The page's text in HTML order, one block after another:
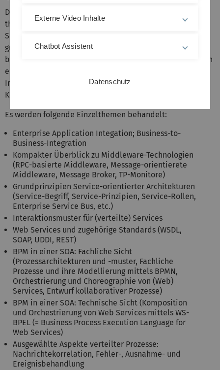
Die Veranstaltung Service Oriented Computing vermittelt
theoretische und praktische Fähigkeiten im Bereich
Serviceorientierter Architekturen. Theoretisch werden
grundlegende Standards, Paradigmen und Techniken
behandelt. Praktisch sollen existierende Tools im Rahmen
eines Szenarios zum Einsatz kommen (Modellieren,
Implementieren und Ausführen). Entsprechende
Kenntnisse werden am Arbeitsmarkt stark nachgefragt.
Es werden folgende Einzelthemen behandelt:
Enterprise Application Integation; Business-to-
Business-Integration
Kompakter Überblick zu Middleware-Technologien
(RPC-basierte Middleware, Message-orientierete
Middleware, Message Broker, TP-Monitore)
Grundprinzipien Service-orientierter Architekturen
(Service-Begriff, Service-Prinzipien, Service-Rollen,
Enterprise Service Bus, etc.)
Interaktionsmuster für (verteilte) Services
Web Services und zugehörige Standards (WSDL,
SOAP, UDDI, REST)
BPM in einer SOA: Fachliche Sicht
(Prozessarchitekturen und -muster, Fachliche
Prozesse und ihre Modellierung mittels BPMN,
Orchestrierung und Choreogra­phie von (Web)
Services, Entwurf kollaborativer Prozesse)
BPM in einer SOA: Technische Sicht (Komposition
und Orchestrierung von Web Services mittels WS-
BPEL (= Business Process Execution Language for
Web Services)
Ausgewählte Aspekte verteilter Prozesse:
Nachrichtekorrelation, Fehler-, Ausnahme- und
Ereignisbehandlung
Externe Video Inhalte
Chatbot Assistent
Datenschutz